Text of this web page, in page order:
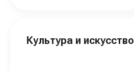
Культура и искусство